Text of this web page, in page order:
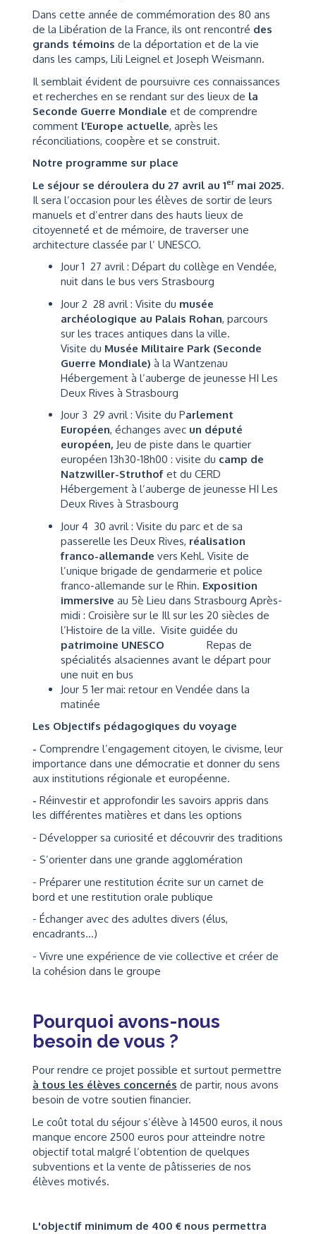
Dans cette année de commémoration des 80 ans
de la Libération de la France, ils ont rencontré des
grands témoins de la déportation et de la vie
dans les camps, Lili Leignel et Joseph Weismann.
Il semblait évident de poursuivre ces connaissances
et recherches en se rendant sur des lieux de la
Seconde Guerre Mondiale et de comprendre
comment l’Europe actuelle, après les
réconciliations, coopère et se construit.
Notre programme sur place
Le séjour se déroulera du 27 avril au 1ermai 2025.
Il sera l’occasion pour les élèves de sortir de leurs
manuels et d’entrer dans des hauts lieux de
citoyenneté et de mémoire, de traverser une
architecture classée par l’ UNESCO.
Jour 1 27 avril : Départ du collège en Vendée,
nuit dans le bus vers Strasbourg
Jour 2 28 avril : Visite du musée
archéologique au Palais Rohan, parcours
sur les traces antiques dans la ville.
Visite du Musée Militaire Park (Seconde
Guerre Mondiale) à la Wantzenau
Hébergement à l’auberge de jeunesse HI Les
Deux Rives à Strasbourg
Jour 3 29 avril : Visite du Parlement
Européen, échanges avec un député
européen, Jeu de piste dans le quartier
européen 13h30-18h00 : visite du camp de
Natzwiller-Struthof et du CERD
Hébergement à l’auberge de jeunesse HI Les
Deux Rives à Strasbourg
Jour 4 30 avril : Visite du parc et de sa
passerelle les Deux Rives, réalisation
franco-allemande vers Kehl. Visite de
l’unique brigade de gendarmerie et police
franco-allemande sur le Rhin. Exposition
immersive au 5è Lieu dans Strasbourg Après-
midi : Croisière sur le Ill sur les 20 siècles de
l’Histoire de la ville. Visite guidée du
patrimoine UNESCO
Repas de
spécialités alsaciennes avant le départ pour
une nuit en bus
Jour 5 1er mai: retour en Vendée dans la
matinée
Les Objectifs pédagogiques du voyage
- Comprendre l’engagement citoyen, le civisme, leur
importance dans une démocratie et donner du sens
aux institutions régionale et européenne.
- Réinvestir et approfondir les savoirs appris dans
les différentes matières et dans les options
- Développer sa curiosité et découvrir des traditions
- S’orienter dans une grande agglomération
- Préparer une restitution écrite sur un carnet de
bord et une restitution orale publique
- Échanger avec des adultes divers (élus,
encadrants…)
- Vivre une expérience de vie collective et créer de
la cohésion dans le groupe
Pourquoi avons-nous
besoin de vous ?
Pour rendre ce projet possible et surtout permettre
à tous les élèves concernés de partir, nous avons
besoin de votre soutien financier.
Le coût total du séjour s’élève à 14500 euros, il nous
manque encore 2500 euros pour atteindre notre
objectif total malgré l’obtention de quelques
subventions et la vente de pâtisseries de nos
élèves motivés.
L'objectif minimum de 400 € nous permettra